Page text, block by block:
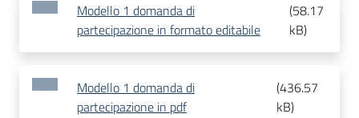
Modello 1 domanda di
partecipazione in formato editabile
(58.17
kB)
Modello 1 domanda di
partecipazione in pdf
(436.57
kB)